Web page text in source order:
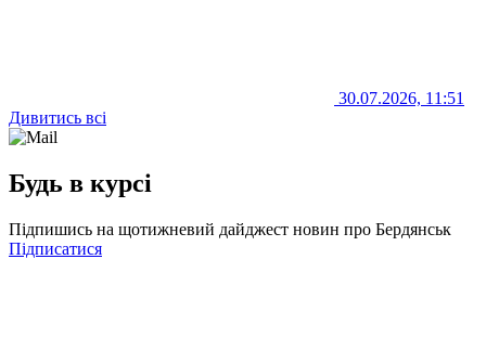
30.07.2026, 11:51
Дивитись всі
Будь в курсі
Підпишись на щотижневий дайджест новин про Бердянськ
Підписатися